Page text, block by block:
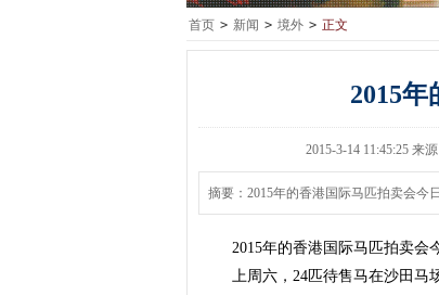
首页 > 新闻 > 境外 > 正文
2015
2015-3-14 11:45:25 来
摘要：2015年的香港国际马匹拍卖会今
2015年的香港国际马匹拍卖会
上周六，24匹待售马在沙田马